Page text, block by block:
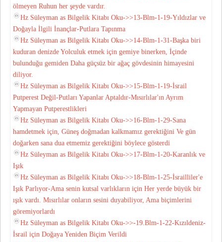
ölmeyen Ruhun her şeyde vardır.
Hz Süleyman as Bilgelik Kitabı Oku->>13-Blm-1-19-Yıldızlar ve
Doğayla İlgili İnançlar-Putlara Tapınma
Hz Süleyman as Bilgelik Kitabı Oku->>14-Blm-1-31-Başka biri
kuduran denizde Yolculuk etmek için gemiye binerken, İçinde
bulunduğu gemiden Daha güçsüz bir ağaç gövdesinin himayesini
diliyor.
Hz Süleyman as Bilgelik Kitabı Oku->>15-Blm-1-19-İsrail
Putperest Değil-Putları Yapanlar Aptaldır-Mısırlılar'ın Ayrım
Yapmayan Putperestlikleri
Hz Süleyman as Bilgelik Kitabı Oku->>16-Blm-1-29-Sana
hamdetmek için, Güneş doğmadan kalkmamız gerektiğini Ve gün
doğarken sana dua etmemiz gerektiğini böylece gösterdi
Hz Süleyman as Bilgelik Kitabı Oku->>17-Blm-1-20-Karanlık ve
Işık
Hz Süleyman as Bilgelik Kitabı Oku->>18-Blm-1-25-İsrailliler'e
Işık Parlıyor-Ama senin kutsal varlıkların için Her yerde büyük bir
ışık vardı. Mısırlılar onların sesini duyabiliyor, Ama biçimlerini
göremiyorlardı
Hz Süleyman as Bilgelik Kitabı Oku->>-19.Blm-1-22-Kızıldeniz-
İsrail için Doğaya Yeniden Biçim Verildi